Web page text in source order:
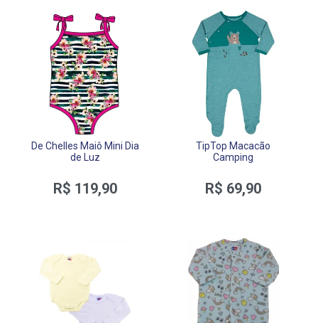
De Chelles Maiô Mini Dia
de Luz
R$ 119,90
TipTop Macacão
Camping
R$ 69,90